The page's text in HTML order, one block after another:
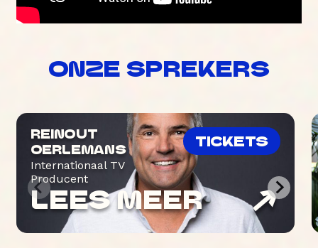
ONZE SPREKERS
REINOUT
OERLEMANS
Internationaal TV
Producent
TICKETS
LEES MEER